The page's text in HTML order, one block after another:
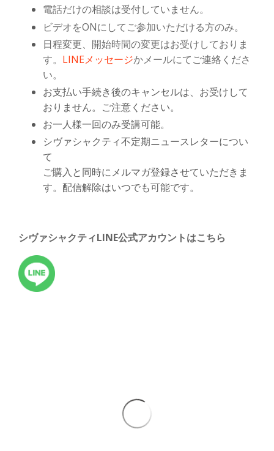
電話だけの相談は受付していません。
ビデオをONにしてご参加いただける方のみ。
日程変更、開始時間の変更はお受けしておりま
す。 LINEメッセージかメールにてご連絡くださ
い。
お支払い手続き後のキャンセルは、お受けして
おりません。ご注意ください。
お一人様一回のみ受講可能。
シヴァシャクティ不定期ニュースレターについ
て
ご購入と同時にメルマガ登録させていただきま
す。 配信解除はいつでも可能です。
シヴァシャクティLINE公式アカウントはこちら